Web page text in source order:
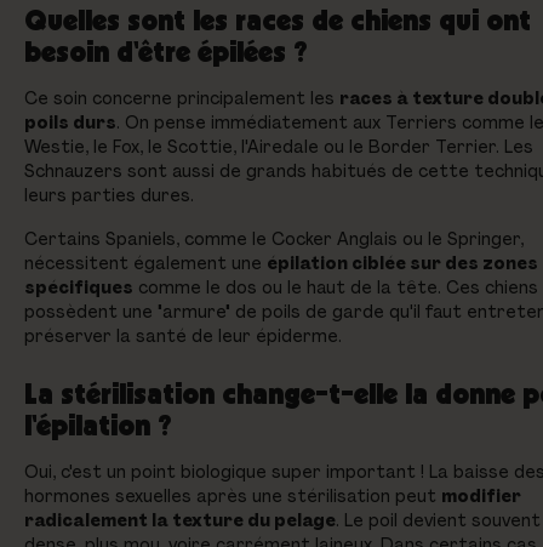
Quelles sont les races de chiens qui ont
besoin d'être épilées ?
Ce soin concerne principalement les races à texture
poils durs. On pense immédiatement aux Terriers comme le
Westie, le Fox, le Scottie, l'Airedale ou le Border Terrier. Les
Schnauzers sont aussi de grands habitués de cette
leurs parties dures.
Certains Spaniels, comme le Cocker Anglais ou le Springer,
nécessitent également une épilation ciblée sur des zones
spécifiques comme le dos ou le haut de la tête. Ces chiens
possèdent une "armure" de poils de garde qu'il faut
préserver la santé de leur épiderme.
La stérilisation change-t-elle la donne
l'épilation ?
Oui, c'est un point biologique super important ! La baisse
hormones sexuelles après une stérilisation peut modifier
radicalement la texture du pelage. Le poil devient